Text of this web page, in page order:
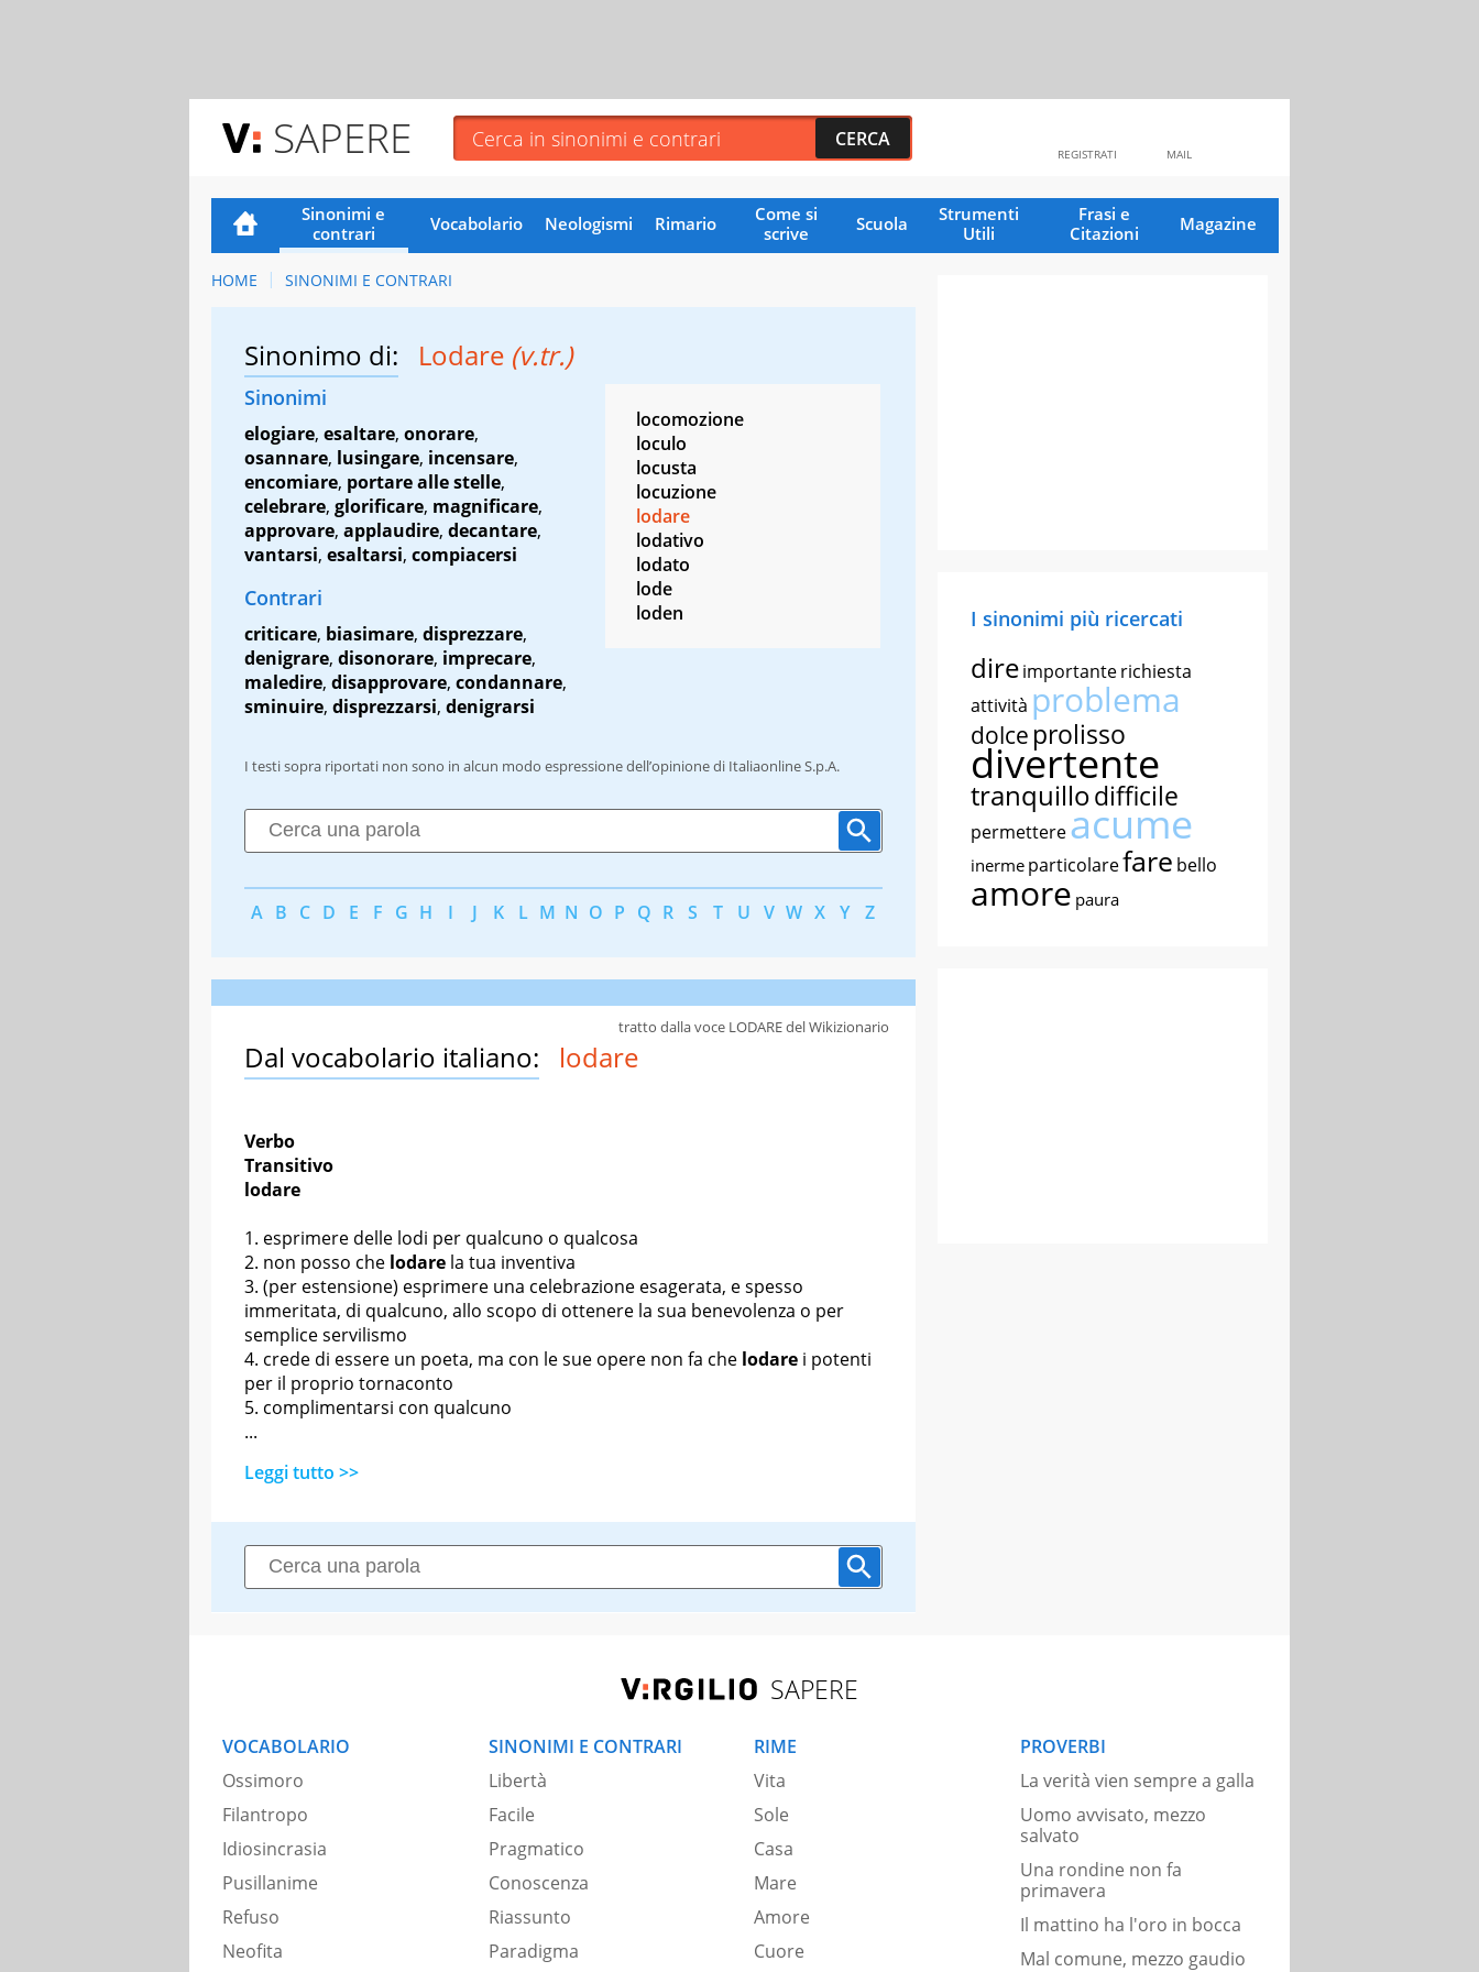
SAPERE MAIL
REGISTRATI
Sinonimi e
contrari
Vocabolario Neologismi Rimario
Come si
scrive
Scuola
Strumenti
Utili
Frasi e
Citazioni
Magazine
HOME SINONIMI E CONTRARI
Sinonimo di: Lodare (v.tr.)
Sinonimi
elogiare, esaltare, onorare,
osannare, lusingare, incensare,
encomiare, portare alle stelle,
celebrare, glorificare, magnificare,
approvare, applaudire, decantare,
vantarsi, esaltarsi, compiacersi
Contrari
criticare, biasimare, disprezzare,
denigrare, disonorare, imprecare,
maledire, disapprovare, condannare,
sminuire, disprezzarsi, denigrarsi
locomozione
loculo
locusta
locuzione
lodare
lodativo
lodato
lode
loden
I testi sopra riportati non sono in alcun modo espressione dell’opinione di Italiaonline S.p.A.
A B C D E F G H I J K L M N O P Q R S T U V W X Y Z
Dal vocabolario italiano: lodare
Verbo
Transitivo
lodare
esprimere delle lodi per qualcuno o qualcosa
non posso che lodare la tua inventiva
(per estensione) esprimere una celebrazione esagerata, e spesso
immeritata, di qualcuno, allo scopo di ottenere la sua benevolenza o per
semplice servilismo
crede di essere un poeta, ma con le sue opere non fa che lodare i potenti
per il proprio tornaconto
complimentarsi con qualcuno
...
Leggi tutto >>
tratto dalla voce LODARE del Wikizionario
I sinonimi più ricercati
direimportanterichiesta
attività problema
dolce prolisso
divertente
tranquillodifficile
permettereacume
inerme particolarefare bello
amore paura
SAPERE
VOCABOLARIO
Ossimoro
Filantropo
Idiosincrasia
Pusillanime
Refuso
Neofita
SINONIMI E CONTRARI
Libertà
Facile
Pragmatico
Conoscenza
Riassunto
Paradigma
RIME
Vita
Sole
Casa
Mare
Amore
Cuore
PROVERBI
La verità vien sempre a galla
Uomo avvisato, mezzo
salvato
Una rondine non fa
primavera
Il mattino ha l'oro in bocca
Mal comune, mezzo gaudio